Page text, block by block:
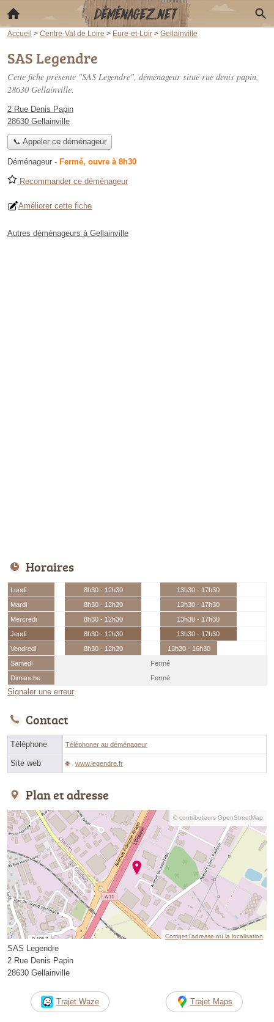
Accueil > Centre-Val de Loire > Eure-et-Loir > Gellainville
SAS Legendre
Cette fiche présente "SAS Legendre", déménageur situé rue denis papin,
28630 Gellainville.
2 Rue Denis Papin
28630 Gellainville
📞 Appeler ce déménageur
Déménageur - Fermé, ouvre à 8h30
Recommander ce déménageur
Améliorer cette fiche
Autres déménageurs à Gellainville
Horaires
Lundi 8h30 - 12h30
13h30 - 17h30
Mardi
8h30 - 12h30
13h30 - 17h30
Mercredi
8h30 - 12h30
13h30 - 17h30
Jeudi
8h30 - 12h30
13h30 - 17h30
Vendredi
8h30 - 12h30
13h30 - 16h30
Samedi
Fermé
Dimanche
Fermé
Signaler une erreur
Contact
Téléphone Téléphoner au déménageur
Site web www.legendre.fr
Plan et adresse
© contributeurs OpenStreetMap
Corriger l’adresse ou la localisation
SAS Legendre
2 Rue Denis Papin
28630 Gellainville
Trajet Waze Trajet Maps